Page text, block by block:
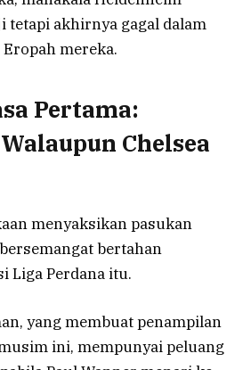
akhirnya gagal dalam
mereka.
Pertama:
Chelsea
menyaksikan pasukan
bertahan
Liga Perdana itu.
yang membuat penampilan
ini, mempunyai peluang